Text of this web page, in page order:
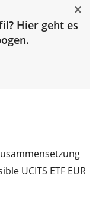
Hier geht es
.
UCITS ETF EUR